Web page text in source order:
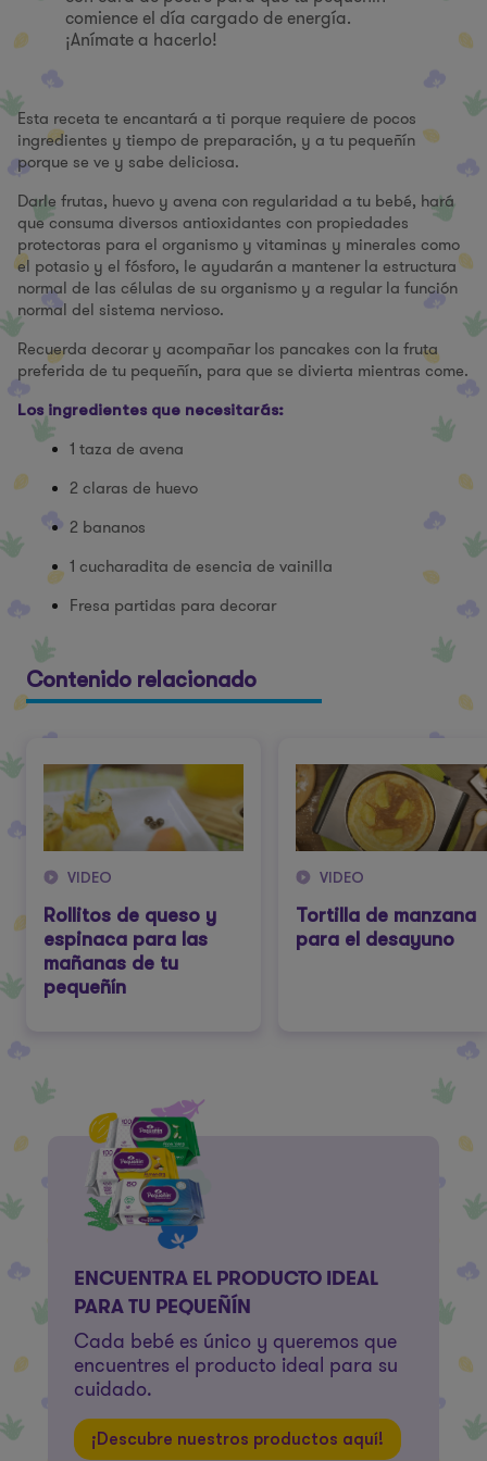
comience el día cargado de energía.
¡Anímate a hacerlo!
Esta receta te encantará a ti porque requiere de pocos
ingredientes y tiempo de preparación, y a tu pequeñín
porque se ve y sabe deliciosa.
Darle frutas, huevo y avena con regularidad a tu bebé, hará
que consuma diversos antioxidantes con propiedades
protectoras para el organismo y vitaminas y minerales como
el potasio y el fósforo, le ayudarán a mantener la estructura
normal de las células de su organismo y a regular la función
normal del sistema nervioso.
Recuerda decorar y acompañar los pancakes con la fruta
preferida de tu pequeñín, para que se divierta mientras come.
Los ingredientes que necesitarás:
1 taza de avena
2 claras de huevo
2 bananos
1 cucharadita de esencia de vainilla
Fresa partidas para decorar
Contenido relacionado
VIDEO
Rollitos de queso y
espinaca para las
mañanas de tu
pequeñín
VIDEO
Tortilla de manzana
para el desayuno
ENCUENTRA EL PRODUCTO IDEAL
PARA TU PEQUEÑÍN
Cada bebé es único y queremos que
encuentres el producto ideal para su
cuidado.
¡Descubre nuestros productos aquí!